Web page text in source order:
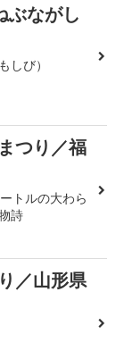
ぶながし
しび）
つり／福
トルの大わら
詩
／山形県